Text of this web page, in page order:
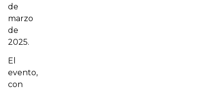
de
marzo
de
2025.
El
evento,
con